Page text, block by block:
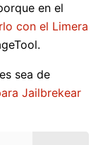
en el
con el Limera
sea de
Jailbrekear